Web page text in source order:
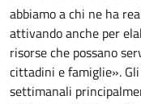
abbiamo a chi ne ha
attivando anche per
risorse che possano
cittadini e famiglie».
settimanali